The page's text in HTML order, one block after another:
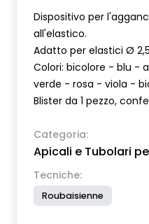
Dispositivo per
all'elastico.
Adatto per elastici Ø
Colori: bicolore - blu -
verde - rosa - viola -
Blister da 1 pezzo,
Categoria:
Apicali e Tubolari
Tecniche:
Roubaisienne